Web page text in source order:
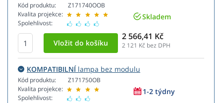
Kód produktu:
Kvalita projekce:
Spolehlivost:
Z171740OOB
Skladem
2 566,41 Kč
2 121 Kč bez DPH
KOMPATIBILNÍlampa bez modulu
Kód produktu:
Kvalita projekce:
Spolehlivost:
Z171750OB
1-2 týdny